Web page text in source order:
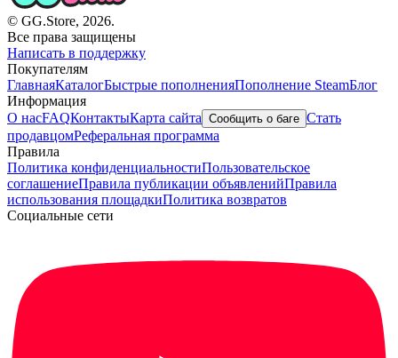
© GG.Store, 2026.
Все права защищены
Написать в поддержку
Покупателям
ГлавнаяКаталогБыстрые пополненияПополнение SteamБлог
Информация
О насFAQКонтактыКарта сайта Сообщить о баге Стать
продавцомРеферальная программа
Правила
Политика конфиденциальностиПользовательское
соглашениеПравила публикации объявленийПравила
использования площадкиПолитика возвратов
Социальные сети